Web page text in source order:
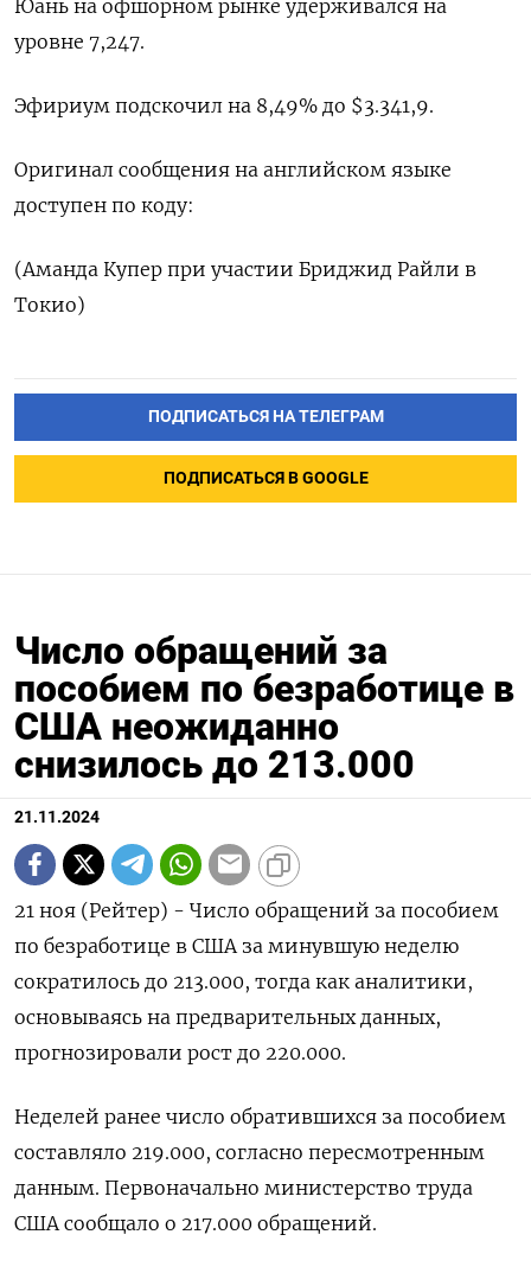
Юань на офшорном рынке удерживался на
уровне 7,247.
Эфириум подскочил на 8,49% до $3.341,9.
Оригинал сообщения на английском языке
доступен по коду:
(Аманда Купер при участии Бриджид Райли в
Токио)
ПОДПИСАТЬСЯ НА ТЕЛЕГРАМ
ПОДПИСАТЬСЯ В GOOGLE
Число обращений за
пособием по безработице в
США неожиданно
снизилось до 213.000
21.11.2024
21 ноя (Рейтер) - Число обращений за пособием
по безработице в США за минувшую неделю
сократилось до 213.000, тогда как аналитики,
основываясь на предварительных данных,
прогнозировали рост до 220.000.
Неделей ранее число обратившихся за пособием
составляло 219.000, согласно пересмотренным
данным. Первоначально министерство труда
США сообщало о 217.000 обращений.